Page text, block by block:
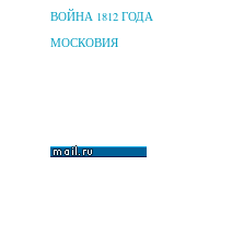
ВОЙНА 1812 ГОДА
МОСКОВИЯ